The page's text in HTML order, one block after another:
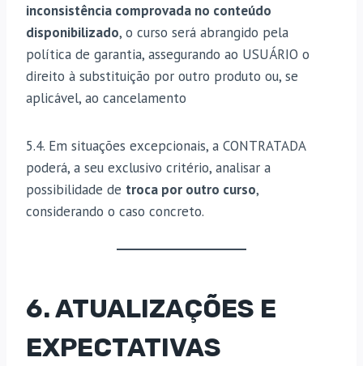
inconsistência comprovada no conteúdo
disponibilizado, o curso será abrangido pela
política de garantia, assegurando ao USUÁRIO o
direito à substituição por outro produto ou, se
aplicável, ao cancelamento
5.4. Em situações excepcionais, a CONTRATADA
poderá, a seu exclusivo critério, analisar a
possibilidade de troca por outro curso,
considerando o caso concreto.
6. ATUALIZAÇÕES E
EXPECTATIVAS